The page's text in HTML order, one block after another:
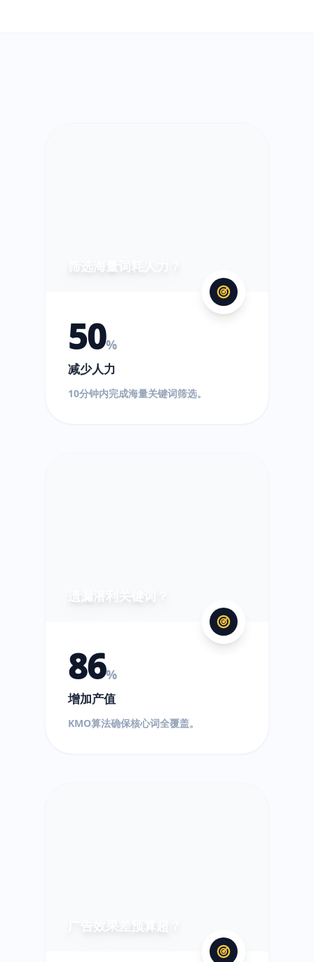
筛选海量词耗人力？
50%
减少人力
10分钟内完成海量关键词筛选。
遗漏潜利关键词？
86%
增加产值
KMO算法确保核心词全覆盖。
!
广告效果差预算超？